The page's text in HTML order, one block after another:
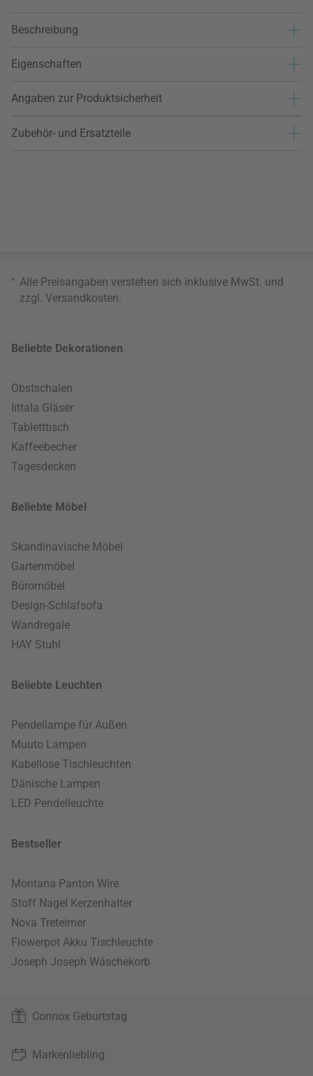
Beschreibung
Eigenschaften
Angaben zur Produktsicherheit
Zubehör- und Ersatzteile
* Alle Preisangaben verstehen sich inklusive MwSt. und
zzgl. Versandkosten
Beliebte Dekorationen
Obstschalen
Iittala Gläser
Tabletttisch
Kaffeebecher
Tagesdecken
Beliebte Möbel
Skandinavische Möbel
Gartenmöbel
Büromöbel
Design-Schlafsofa
Wandregale
HAY Stuhl
Beliebte Leuchten
Pendellampe für Außen
Muuto Lampen
Kabellose Tischleuchten
Dänische Lampen
LED Pendelleuchte
Bestseller
Montana Panton Wire
Stoff Nagel Kerzenhalter
Nova Treteimer
Flowerpot Akku Tischleuchte
Joseph Joseph Wäschekorb
Connox Geburtstag
Markenliebling